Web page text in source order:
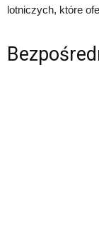
lotniczych, które